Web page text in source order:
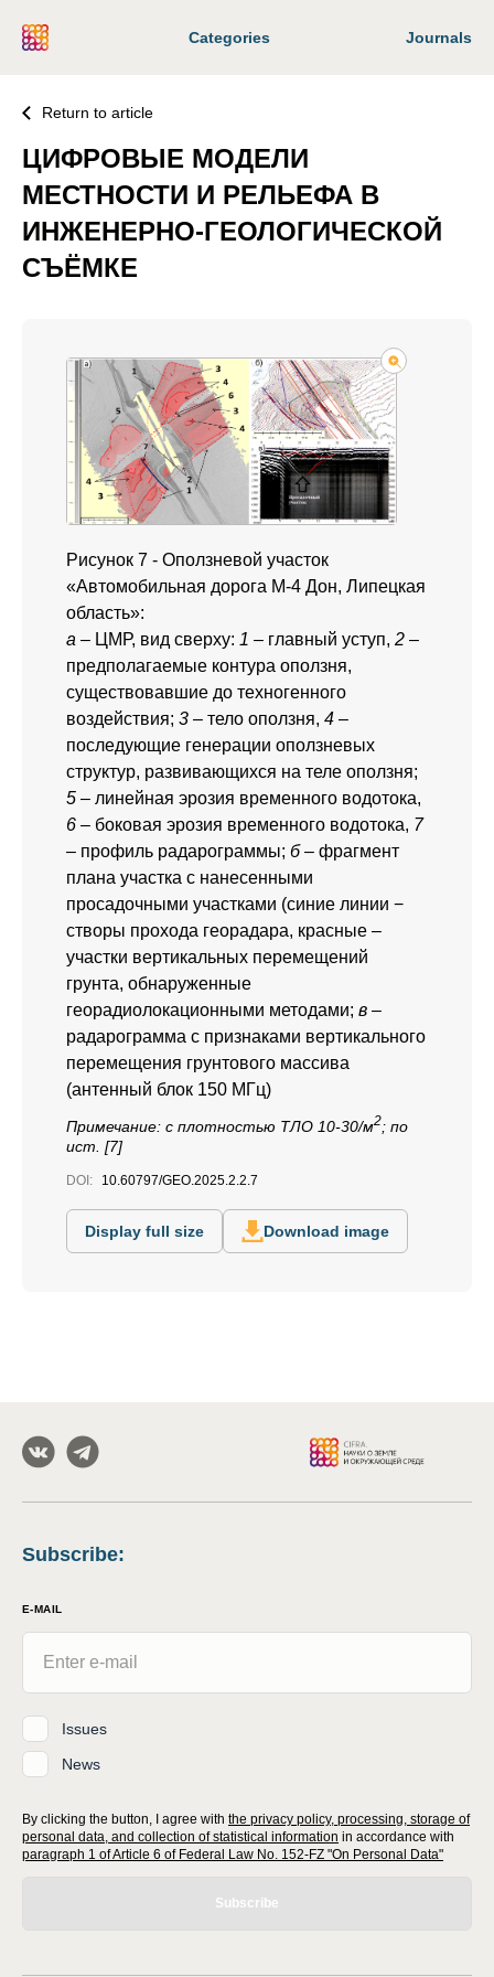
Categories Journals
Return to article
ЦИФРОВЫЕ МОДЕЛИ
МЕСТНОСТИ И РЕЛЬЕФА В
ИНЖЕНЕРНО-ГЕОЛОГИЧЕСКОЙ
СЪЁМКЕ
Рисунок 7 - Оползневой участок
«Автомобильная дорога М-4 Дон, Липецкая
область»:
а – ЦМР, вид сверху: 1 – главный уступ, 2 –
предполагаемые контура оползня,
существовавшие до техногенного
воздействия; 3 – тело оползня, 4 –
последующие генерации оползневых
структур, развивающихся на теле оползня;
5 – линейная эрозия временного водотока,
6 – боковая эрозия временного водотока, 7
– профиль радарограммы; б – фрагмент
плана участка с нанесенными
просадочными участками (синие линии −
створы прохода георадара, красные –
участки вертикальных перемещений
грунта, обнаруженные
георадиолокационными методами; в –
радарограмма с признаками вертикального
перемещения грунтового массива
(антенный блок 150 МГц)
Примечание: с плотностью ТЛО 10-30/м2; по
ист. [7]
DOI: 10.60797/GEO.2025.2.2.7
Display full size Download image
Subscribe:
E-MAIL
Issues
News
By clicking the button, I agree with the privacy policy, processing, storage of
personal data, and collection of statistical information in accordance with
paragraph 1 of Article 6 of Federal Law No. 152-FZ "On Personal Data"
Subscribe